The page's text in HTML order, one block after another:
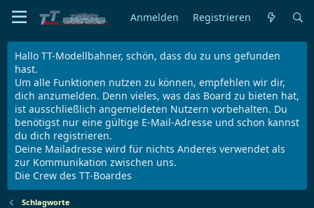
Anmelden Registrieren
Hallo TT-Modellbahner, schön, dass du zu uns gefunden
hast.
Um alle Funktionen nutzen zu können, empfehlen wir dir,
dich anzumelden. Denn vieles, was das Board zu bieten hat,
ist ausschließlich angemeldeten Nutzern vorbehalten. Du
benötigst nur eine gültige E-Mail-Adresse und schon kannst
du dich registrieren.
Deine Mailadresse wird für nichts Anderes verwendet als
zur Kommunikation zwischen uns.
Die Crew des TT-Boardes
Schlagworte